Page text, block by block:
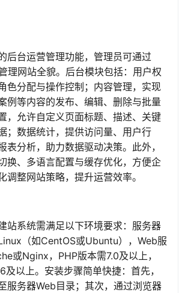
后台运营管理功能，管理员可通过
理网站全貌。后台模块包括：用户权
色分配与操作控制；内容管理，实现
例等内容的发布、编辑、删除与批量
，允许自定义页面标题、描述、关键
；数据统计，提供访问量、用户行
表分析，助力数据驱动决策。此外，
换、多语言配置与缓存优化，方便企
调整网站策略，提升运营效率。
站系统需满足以下环境要求：服务器
（如CentOS或Ubuntu），Web服
或Nginx，PHP版本需7.0及以上，
及以上。安装步骤简单快捷：首先，
服务器Web目录；其次，通过浏览器